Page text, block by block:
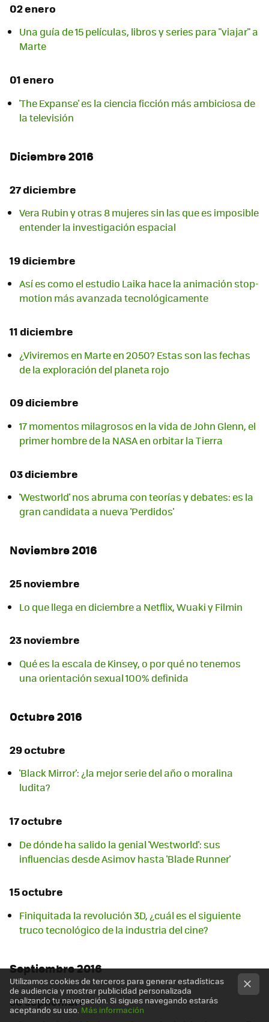
02 enero
Una guía de 15 películas, libros y series para "viajar" a
Marte
01 enero
'The Expanse' es la ciencia ficción más ambiciosa de
la televisión
Diciembre 2016
27 diciembre
Vera Rubin y otras 8 mujeres sin las que es imposible
entender la investigación espacial
19 diciembre
Así es como el estudio Laika hace la animación stop-
motion más avanzada tecnológicamente
11 diciembre
¿Viviremos en Marte en 2050? Estas son las fechas
de la exploración del planeta rojo
09 diciembre
17 momentos milagrosos en la vida de John Glenn, el
primer hombre de la NASA en orbitar la Tierra
03 diciembre
'Westworld' nos abruma con teorías y debates: es la
gran candidata a nueva 'Perdidos'
Noviembre 2016
25 noviembre
Lo que llega en diciembre a Netflix, Wuaki y Filmin
23 noviembre
Qué es la escala de Kinsey, o por qué no tenemos
una orientación sexual 100% definida
Octubre 2016
29 octubre
'Black Mirror': ¿la mejor serie del año o moralina
ludita?
17 octubre
De dónde ha salido la genial 'Westworld': sus
influencias desde Asimov hasta 'Blade Runner'
15 octubre
Finiquitada la revolución 3D, ¿cuál es el siguiente
truco tecnológico de la industria del cine?
Septiembre 2016
30 septiembre
Utilizamos cookies de terceros para generar estadísticas
de audiencia y mostrar publicidad personalizada
analizando tu navegación. Si sigues navegando estarás
aceptando su uso. Más información